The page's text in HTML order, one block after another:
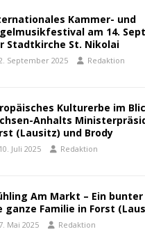
Kammer- und
am 14.
Stadtkirche St. Nikolai
September 2025 Redaktion
Kulturerbe im
Anhalts
(Lausitz) und Brody
10. Juli 2025 Redaktion
Am Markt – Ein
ganze Familie in Forst
7. Mai 2025 Redaktion